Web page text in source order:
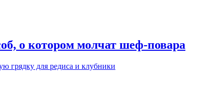
о котором молчат шеф-повара